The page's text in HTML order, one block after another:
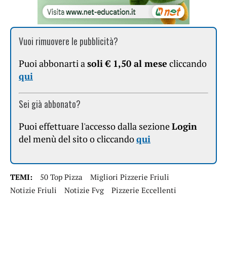
Vuoi rimuovere le pubblicità?
Puoi abbonarti asoli € 1,50 al mese cliccando
qui
Sei già abbonato?
Puoi effettuare l'accesso dalla sezioneLogin
del menù del sito o cliccandoqui
TEMI: 50 Top Pizza
Migliori Pizzerie Friuli
Notizie Friuli
Notizie Fvg Pizzerie Eccellenti